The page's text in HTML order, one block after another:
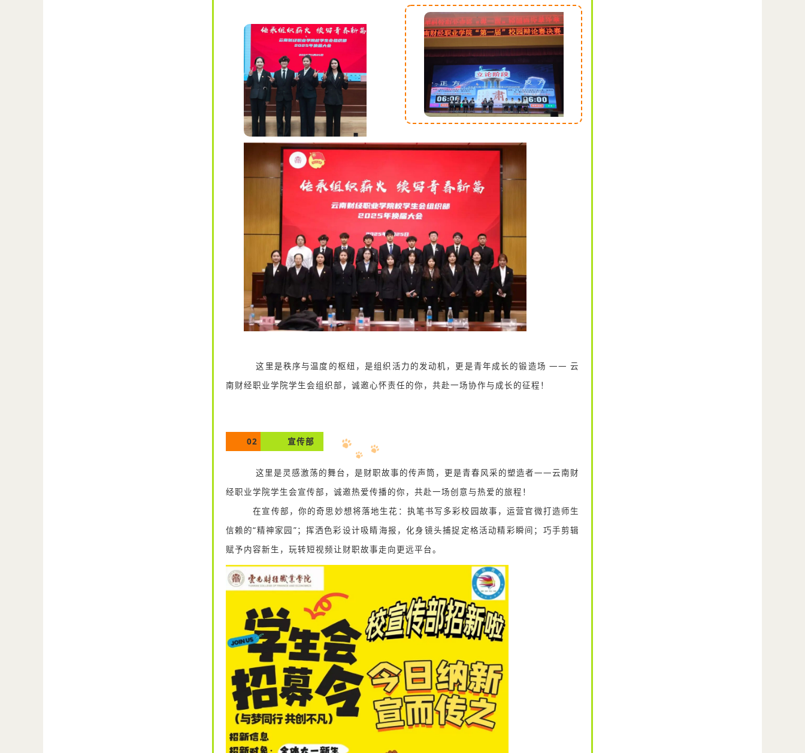
这里是秩序与温度的枢纽，是组织活力的发动机，更是青年成长的锻造场 —— 云
南财经职业学院学生会组织部，诚邀心怀责任的你，共赴一场协作与成长的征程！
02 宣传部
这里是灵感激荡的舞台，是财职故事的传声筒，更是青春风采的塑造者——云南财
经职业学院学生会宣传部，诚邀热爱传播的你，共赴一场创意与热爱的旅程！
在宣传部，你的奇思妙想将落地生花：执笔书写多彩校园故事，运营官微打造师生
信赖的“精神家园”；挥洒色彩设计吸睛海报，化身镜头捕捉定格活动精彩瞬间；巧手剪辑
赋予内容新生，玩转短视频让财职故事走向更远平台。